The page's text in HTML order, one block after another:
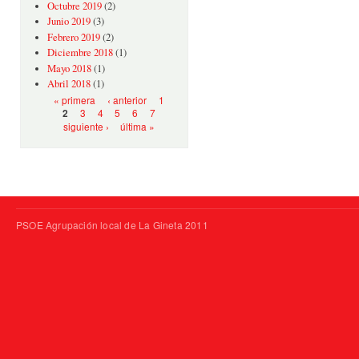
Octubre 2019(2)
Junio 2019(3)
Febrero 2019(2)
Diciembre 2018(1)
Mayo 2018(1)
Abril 2018(1)
Páginas
« primera ‹ anterior
1
2
3 4 5 6
7
siguiente ›
última »
PSOE Agrupación local de La Gineta 2011